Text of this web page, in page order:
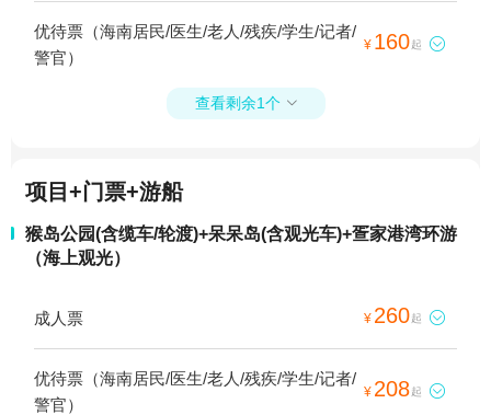
优待票（海南居民/医生/老人/残疾/学生/记者/
警官）
¥ 160起 
查看剩余1个 
项目+门票+游船
猴岛公园(含缆车/轮渡)+呆呆岛(含观光车)+疍家港湾环游
（海上观光）
成人票 ¥ 260起 
优待票（海南居民/医生/老人/残疾/学生/记者/
警官）
¥ 208起 